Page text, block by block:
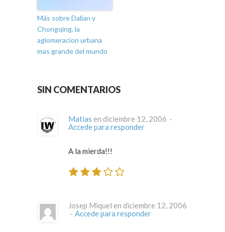
Más sobre Dalian y
Chongqing, la
aglomeracion urbana
mas grande del mundo
SIN COMENTARIOS
Matias
en diciembre 12, 2006 ·
Accede para responder
A la mierda!!!
Josep Miquel en diciembre 12, 2006
· Accede para responder